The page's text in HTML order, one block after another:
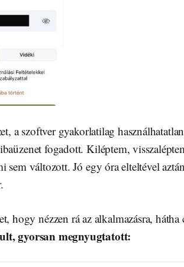
a szoftver gyakorlatilag
fogadott. Kiléptem,
változott. Jó egy óra elteltével aztán
hogy nézzen rá az alkalmazásra, hátha
gyorsan megnyugtatott: